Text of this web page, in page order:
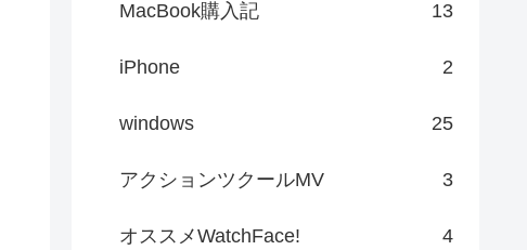
MacBook購入記 13
iPhone 2
windows 25
アクションツクールMV 3
オススメWatchFace! 4